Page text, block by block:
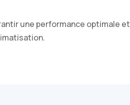
une performance optimale et